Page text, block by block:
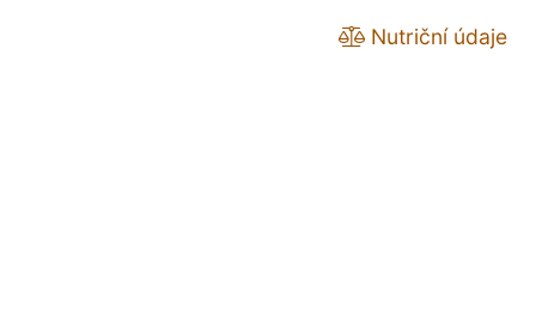
Nutriční údaje